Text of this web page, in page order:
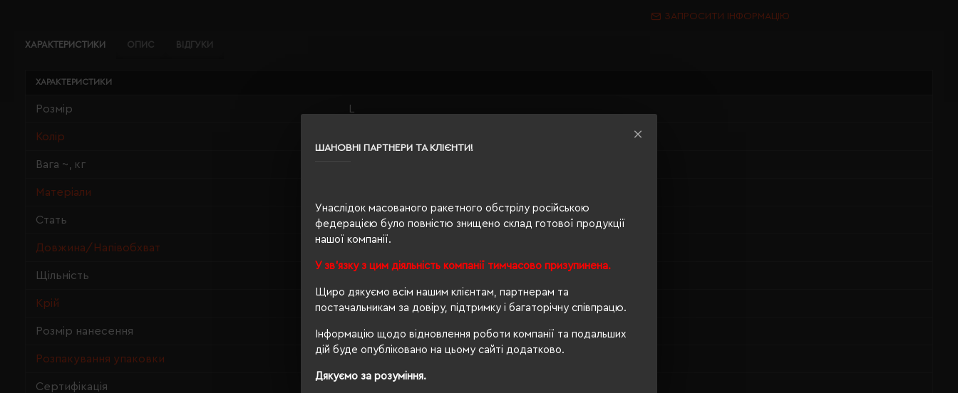
ШАНОВНІ ПАРТНЕРИ ТА КЛІЄНТИ!
Унаслідок масованого ракетного обстрілу російською
федерацією було повністю знищено склад готової продукції
нашої компанії.
У зв'язку з цим діяльність компанії тимчасово призупинена.
Щиро дякуємо всім нашим клієнтам, партнерам та
постачальникам за довіру, підтримку і багаторічну співпрацю.
Інформацію щодо відновлення роботи компанії та подальших
дій буде опубліковано на цьому сайті додатково.
Дякуємо за розуміння.
ЗАПРОСИТИ ІНФОРМАЦІЮ
ХАРАКТЕРИСТИКИ ОПИС ВІДГУКИ
ХАРАКТЕРИСТИКИ
Розмір
Колір
Вага ~, кг
Матеріали
Стать жіноча
Довжина/Напівобхват
Щільність
Крій приталений
Розмір нанесення по запросу
Розпакування упаковки
Сертифікація